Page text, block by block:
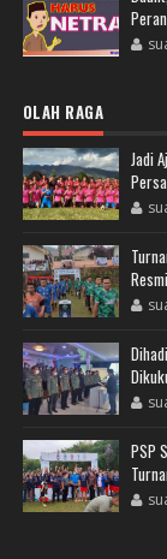
OLAH RAGA
Jadi
PSP